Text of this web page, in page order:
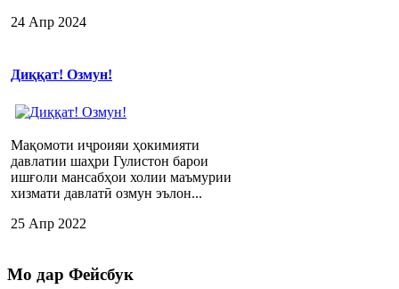
24 Апр 2024
Диққат! Озмун!
Мақомоти иҷроияи ҳокимияти
давлатии шаҳри Гулистон барои
ишғоли мансабҳои холии маъмурии
хизмати давлатӣ озмун эълон...
25 Апр 2022
Мо дар Фейсбук